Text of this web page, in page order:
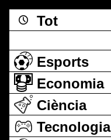
Tot
Esports
Economia
Ciència
Tecnologia